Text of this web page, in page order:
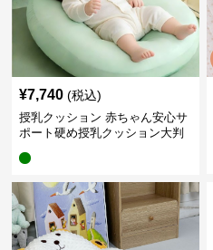
¥7,740 (税込)
授乳クッション 赤ちゃん安心サ
ポート硬め授乳クッション大判